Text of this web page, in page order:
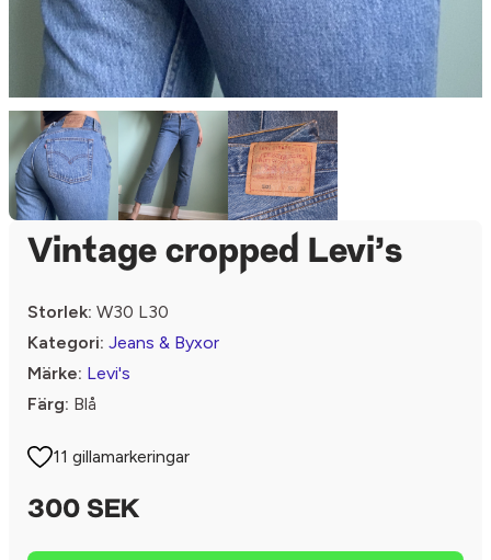
Vintage cropped Levi’s
Storlek: W30 L30
Kategori: Jeans & Byxor
Märke: Levi's
Färg: Blå
11 gillamarkeringar
300 SEK